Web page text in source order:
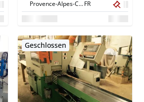
Bearbeitungszentrum
MASTERWOOD Typ 4 WIN
Provence-Alpes-Côte d'Azur,FR
Geschlossen